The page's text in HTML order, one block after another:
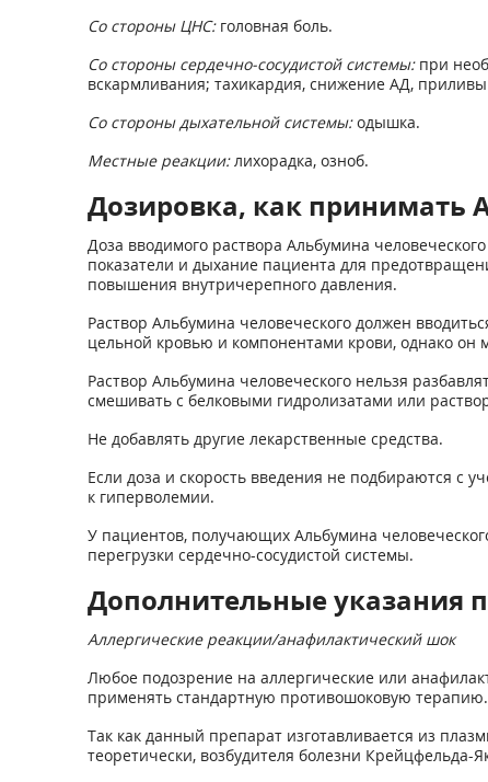
Со стороны ЦНС:головная боль.
Со стороны сердечно-сосудистой системы:при
вскармливания; тахикардия, снижение АД,
Со стороны дыхательной системы:одышка.
Местные реакции:лихорадка, озноб.
Дозировка, как принимать
Доза вводимого раствора Альбумина
показатели и дыхание пациента для
повышения внутричерепного давления.
Раствор Альбумина человеческого должен
цельной кровью и компонентами крови, однако он
Раствор Альбумина человеческого нельзя
смешивать с белковыми гидролизатами или
Не добавлять другие лекарственные средства.
Если доза и скорость введения не подбираются с
к гиперволемии.
У пациентов, получающих Альбумина
перегрузки сердечно-сосудистой системы.
Дополнительные указания
Аллергические реакции/анафилактический шок
Любое подозрение на аллергические или
применять стандартную противошоковую терапию.
Так как данный препарат изготавливается из
теоретически, возбудителя болезни